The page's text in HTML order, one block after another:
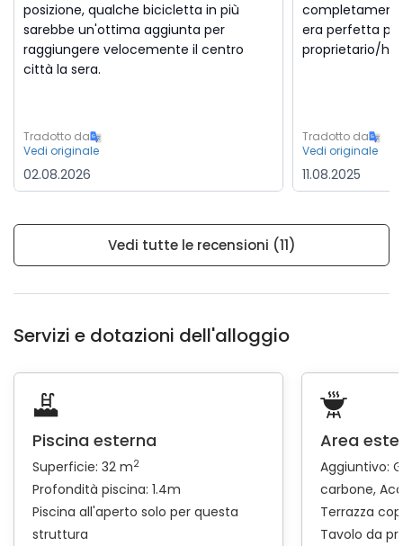
posizione, qualche bicicletta in più
sarebbe un'ottima aggiunta per
raggiungere velocemente il centro
città la sera.
Tradotto da
Vedi originale
02.08.2026
era perfetta
proprietario/
Tradotto da
Vedi originale
11.08.2025
Vedi tutte le recensioni (11)
Servizi e dotazioni dell'alloggio
Piscina esterna
Superficie: 32 m2
Profondità piscina: 1.4m
Piscina all'aperto solo per questa
struttura
Area
Aggiuntivo:
carbone
Terrazza
Tavolo da